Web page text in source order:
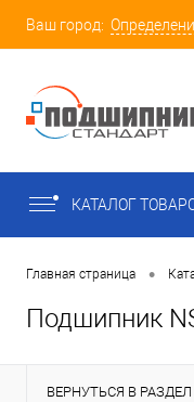
Ваш город:
КАТАЛОГ
Главная страница •
Подшипник
ВЕРНУТЬСЯ В РАЗДЕЛ